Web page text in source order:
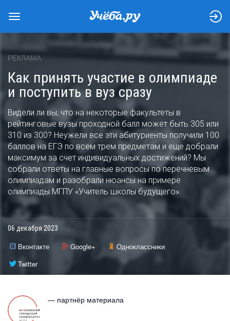
РЕКЛАМА
Как принять участие в олимпиаде
и поступить в вуз сразу
Видели ли вы, что на некоторые факультеты в
рейтинговые вузы проходной балл может быть 305 или
310 из 300? Неужели все эти абитуриенты получили 100
баллов на ЕГЭ по всем трем предметам и еще добрали
максимум за счет индивидуальных достижений? Мы
собрали ответы на главные вопросы по перечневым
олимпиадам и разобрали нюансы на примере
олимпиады МГПУ «Учитель школы будущего».
06 декабря 2023
Вконтакте Google+
Одноклассники
Twitter
— партнёр материала